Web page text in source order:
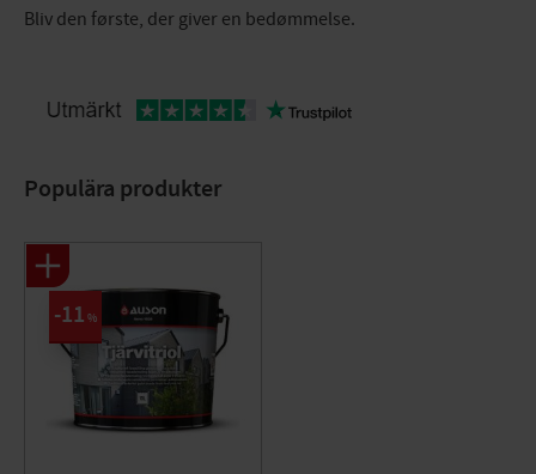
Bliv den første, der giver en bedømmelse.
Populära produkter
11 %